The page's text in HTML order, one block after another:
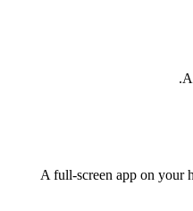
.
A full-screen app on your